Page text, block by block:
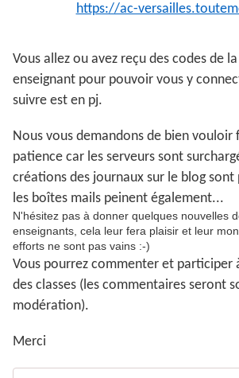
https://ac-
Vous allez ou avez reçu des codes de
enseignant pour pouvoir vous y
suivre est en pj.
Nous vous demandons de bien vouloir
patience car les serveurs sont
créations des journaux sur le blog
les boîtes mails peinent également...
N'hésitez pas à donner quelques nouvelles
enseignants, cela leur fera plaisir et leur
efforts ne sont pas vains :-)
Vous pourrez commenter et participer
des classes (les commentaires seront
modération).
Merci